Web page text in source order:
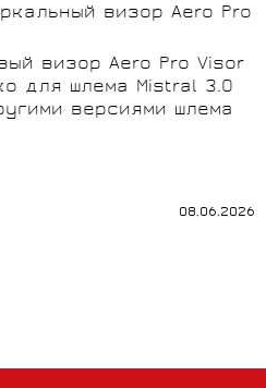
визор Aero Pro
визор Aero Pro Visor
для шлема Mistral 3.0
версиями шлема
08.06.2026